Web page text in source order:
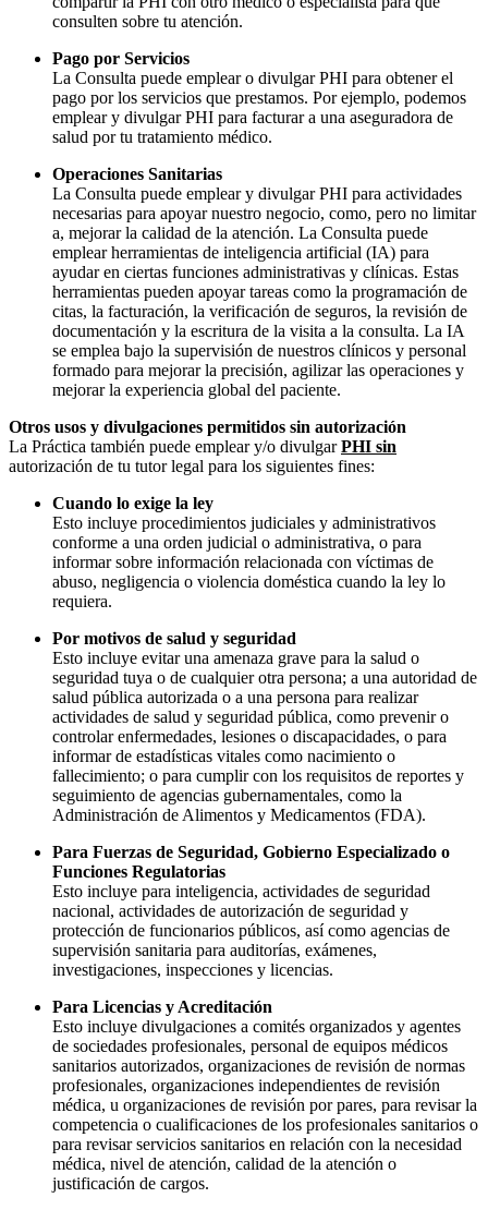
consulten sobre tu atención.
Pago por Servicios
La Consulta puede emplear o divulgar PHI para obtener el
pago por los servicios que prestamos. Por ejemplo, podemos
emplear y divulgar PHI para facturar a una aseguradora de
salud por tu tratamiento médico.
Operaciones Sanitarias
La Consulta puede emplear y divulgar PHI para actividades
necesarias para apoyar nuestro negocio, como, pero no limitar
a, mejorar la calidad de la atención. La Consulta puede
emplear herramientas de inteligencia artificial (IA) para
ayudar en ciertas funciones administrativas y clínicas. Estas
herramientas pueden apoyar tareas como la programación de
citas, la facturación, la verificación de seguros, la revisión de
documentación y la escritura de la visita a la consulta. La IA
se emplea bajo la supervisión de nuestros clínicos y personal
formado para mejorar la precisión, agilizar las operaciones y
mejorar la experiencia global del paciente.
Otros usos y divulgaciones permitidos sin autorización
La Práctica también puede emplear y/o divulgarPHI sin
autorización de tu tutor legal para los siguientes fines:
Cuando lo exige la ley
Esto incluye procedimientos judiciales y administrativos
conforme a una orden judicial o administrativa, o para
informar sobre información relacionada con víctimas de
abuso, negligencia o violencia doméstica cuando la ley lo
requiera.
Por motivos de salud y seguridad
Esto incluye evitar una amenaza grave para la salud o
seguridad tuya o de cualquier otra persona; a una autoridad de
salud pública autorizada o a una persona para realizar
actividades de salud y seguridad pública, como prevenir o
controlar enfermedades, lesiones o discapacidades, o para
informar de estadísticas vitales como nacimiento o
fallecimiento; o para cumplir con los requisitos de reportes y
seguimiento de agencias gubernamentales, como la
Administración de Alimentos y Medicamentos (FDA).
Para Fuerzas de Seguridad, Gobierno Especializado o
Funciones Regulatorias
Esto incluye para inteligencia, actividades de seguridad
nacional, actividades de autorización de seguridad y
protección de funcionarios públicos, así como agencias de
supervisión sanitaria para auditorías, exámenes,
investigaciones, inspecciones y licencias.
Para Licencias y Acreditación
Esto incluye divulgaciones a comités organizados y agentes
de sociedades profesionales, personal de equipos médicos
sanitarios autorizados, organizaciones de revisión de normas
profesionales, organizaciones independientes de revisión
médica, u organizaciones de revisión por pares, para revisar la
competencia o cualificaciones de los profesionales sanitarios o
para revisar servicios sanitarios en relación con la necesidad
médica, nivel de atención, calidad de la atención o
justificación de cargos.